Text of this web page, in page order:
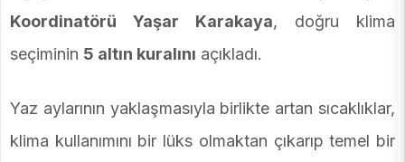
Koordinatörü Yaşar Karakaya, doğru klima
seçiminin 5 altın kuralını açıkladı.
Yaz aylarının yaklaşmasıyla birlikte artan sıcaklıklar,
klima kullanımını bir lüks olmaktan çıkarıp temel bir